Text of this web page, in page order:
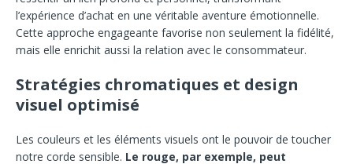
l’expérience d’achat en une véritable aventure émotionnelle.
Cette approche engageante favorise non seulement la fidélité,
mais elle enrichit aussi la relation avec le consommateur.
Stratégies chromatiques et design
visuel optimisé
Les couleurs et les éléments visuels ont le pouvoir de toucher
notre corde sensible. Le rouge, par exemple, peut